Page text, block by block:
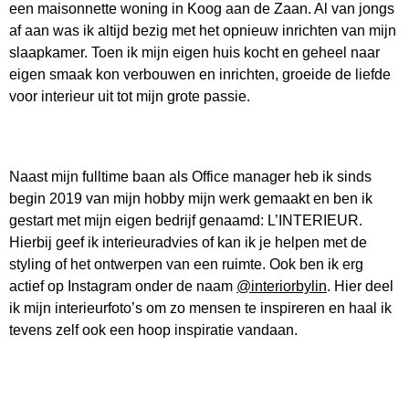
een maisonnette woning in Koog aan de Zaan. Al van jongs
af aan was ik altijd bezig met het opnieuw inrichten van mijn
slaapkamer. Toen ik mijn eigen huis kocht en geheel naar
eigen smaak kon verbouwen en inrichten, groeide de liefde
voor interieur uit tot mijn grote passie.
Naast mijn fulltime baan als Office manager heb ik sinds
begin 2019 van mijn hobby mijn werk gemaakt en ben ik
gestart met mijn eigen bedrijf genaamd: L’INTERIEUR.
Hierbij geef ik interieuradvies of kan ik je helpen met de
styling of het ontwerpen van een ruimte. Ook ben ik erg
actief op Instagram onder de naam @interiorbylin. Hier deel
ik mijn interieurfoto’s om zo mensen te inspireren en haal ik
tevens zelf ook een hoop inspiratie vandaan.